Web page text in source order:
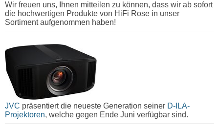
Wir freuen uns, Ihnen mitteilen zu können, dass wir ab sofort
die hochwertigen Produkte von HiFi Rose in unser
Sortiment aufgenommen haben!
JVC präsentiert die neueste Generation seiner D-ILA-
Projektoren, welche gegen Ende Juni verfügbar sind.